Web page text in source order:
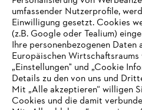
DuroCut 5-2(blau
1,6mm, hellgrün 2mm,
orange 2,4mm)1
umfassender Nutzerprofile,
Einwilligung gesetzt. Cookies
(z.B. Google oder Tealium)
Ihre personenbezogenen Daten
Europäischen
„Einstellungen" und „Cookie
Details zu den von uns und
Mit „Alle akzeptieren“ willigen
Cookies und die damit